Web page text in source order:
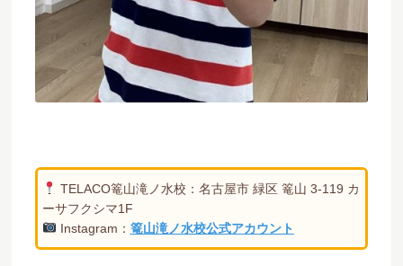
TELACO篭山滝ノ水校：名古屋市 緑区 篭山 3-119 カ
ーサフクシマ1F
Instagram： 篭山滝ノ水校公式アカウント